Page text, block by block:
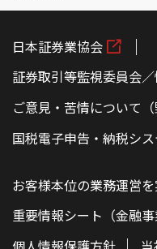
日本証券業協会
証券取引等監視委員会
ご意見・苦情について（
国税電子申告・納税シ
お客様本位の業務運営
重要情報シート（金融事